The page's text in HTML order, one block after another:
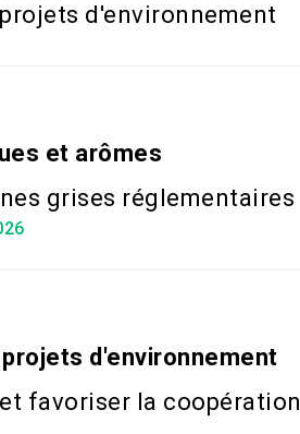
d'environnement
et arômes
grises réglementaires
d'environnement
favoriser la coopération